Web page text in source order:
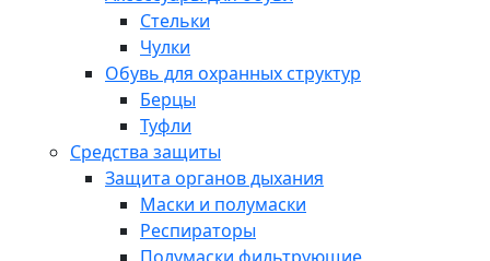
Стельки
Чулки
Обувь для охранных структур
Берцы
Туфли
Средства защиты
Защита органов дыхания
Маски и полумаски
Респираторы